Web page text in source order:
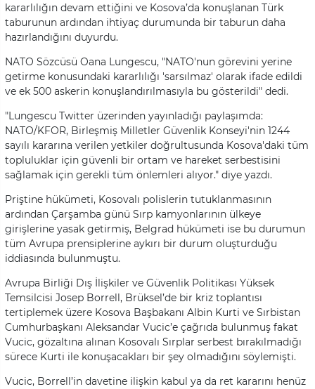
kararlılığın devam ettiğini ve Kosova’da konuşlanan Türk
taburunun ardından ihtiyaç durumunda bir taburun daha
hazırlandığını duyurdu.
NATO Sözcüsü Oana Lungescu, "NATO'nun görevini yerine
getirme konusundaki kararlılığı 'sarsılmaz' olarak ifade edildi
ve ek 500 askerin konuşlandırılmasıyla bu gösterildi" dedi.
"Lungescu Twitter üzerinden yayınladığı paylaşımda:
NATO/KFOR, Birleşmiş Milletler Güvenlik Konseyi'nin 1244
sayılı kararına verilen yetkiler doğrultusunda Kosova'daki tüm
topluluklar için güvenli bir ortam ve hareket serbestisini
sağlamak için gerekli tüm önlemleri alıyor." diye yazdı.
Priştine hükümeti, Kosovalı polislerin tutuklanmasının
ardından Çarşamba günü Sırp kamyonlarının ülkeye
girişlerine yasak getirmiş, Belgrad hükümeti ise bu durumun
tüm Avrupa prensiplerine aykırı bir durum oluşturduğu
iddiasında bulunmuştu.
Avrupa Birliği Dış İlişkiler ve Güvenlik Politikası Yüksek
Temsilcisi Josep Borrell, Brüksel’de bir kriz toplantısı
tertiplemek üzere Kosova Başbakanı Albin Kurti ve Sırbistan
Cumhurbaşkanı Aleksandar Vucic’e çağrıda bulunmuş fakat
Vucic, gözaltına alınan Kosovalı Sırplar serbest bırakılmadığı
sürece Kurti ile konuşacakları bir şey olmadığını söylemişti.
Vucic, Borrell’in davetine ilişkin kabul ya da ret kararını henüz